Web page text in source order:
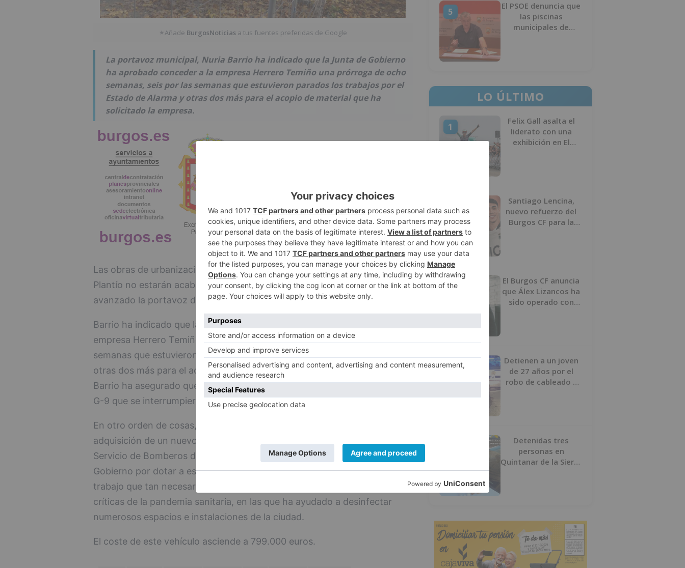
★Añade BurgosNoticias a tus fuentes preferidas de Google
La portavoz municipal, Nuria Barrio ha indicado que la Junta de Gobierno
ha aprobado conceder a la empresa Herrero Temiño una prórroga de ocho
semanas, seis por las semanas que estuvieron parados los trabajos por el
Estado de Alarma y otras dos más para el acopio de material que ha
solicitado la empresa.
Las obras de urbanización de la Avenida del Arlanzón en el entorno del
Plantío no estarán acabadas hasta el 20 de septiembre, según ha
avanzado la portavoz del Equipo de Gobierno, Nuria Barrio.
Barrio ha indicado que la Junta de Gobierno ha aprobado conceder a la
empresa Herrero Temiño una prórroga de ocho semanas, seis por las
semanas que estuvieron parados los trabajos por el Estado de Alarma y
otras dos más para el acopio de material que ha solicitado la empresa.
Barrio ha asegurado que también se reanudan las obras en el mercado del
G-9 que se interrumpieron por el estado de alarma.
En otro orden de cosas, la Junta de Gobierno ha dado luz verde a la
adquisición de un nuevo vehículo auto escalera y articulado para el
Servicio de Bomberos de Burgos, lo que demuestra el afán del Equipo de
Gobierno por dotar a este Cuerpo de los mejores medios para realizar su
trabajo que tan necesario y eficaz ha sido durante las semanas más
críticas de la pandemia sanitaria, en las que ha ayudado a desinfectar
numerosos espacios e instalaciones de la ciudad.
El coste de este vehículo asciende a 799.000 euros.
5
El PSOE denuncia que
las piscinas
municipales de
LO ÚLTIMO
1
Felix Gall asalta el
liderato con una
exhibición en El
2
Santiago Lencina,
nuevo refuerzo del
Burgos CF para la
3
El Burgos CF anuncia
que Álex Lizancos ha
sido operado con
4
Detienen a un joven
de 27 años por el
robo de cableado y
Detenidas tres
personas en
Quintanar de la Sierra